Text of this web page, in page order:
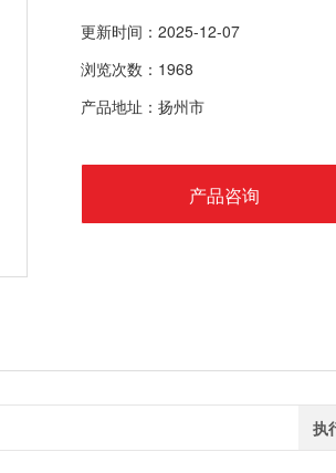
更新时间：2025-12-07
浏览次数：1968
产品地址：扬州市
产品咨询
执